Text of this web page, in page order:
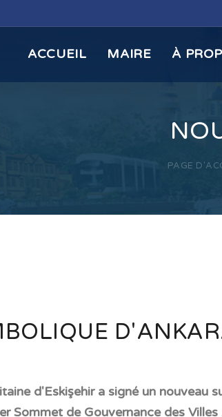
ACCUEIL MAIRE À
PAGE
d'Eskişehir a signé un nouveau
Sommet de Gouvernance des